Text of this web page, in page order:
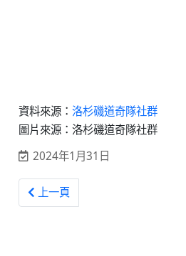
資料來源： 洛杉磯道奇隊社群
圖片來源：洛杉磯道奇隊社群
2024年1月31日
上一篇文章: 美職 / 史上最貴終
上一頁